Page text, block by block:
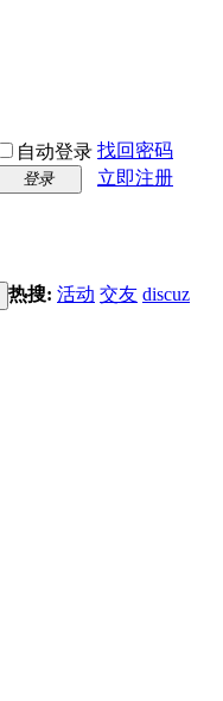
自动登录 找回密码
登录
立即注册
热搜: 活动 交友 discuz